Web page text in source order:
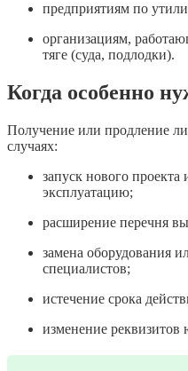
предприятиям по
организациям,
тяге (суда, подлодки).
Когда особенно
Получение или продление
случаях:
запуск нового проекта
эксплуатацию;
расширение перечня
замена оборудования
специалистов;
истечение срока
изменение реквизитов